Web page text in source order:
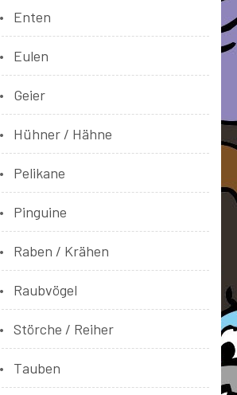
Enten
Eulen
Geier
Hühner / Hähne
Pelikane
Pinguine
Raben / Krähen
Raubvögel
Störche / Reiher
Tauben